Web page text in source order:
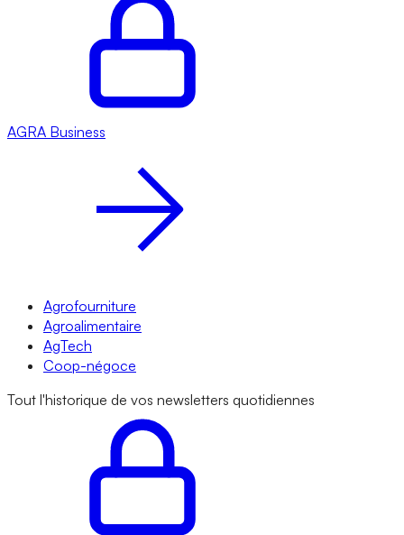
AGRA Business
Agrofourniture
Agroalimentaire
AgTech
Coop-négoce
Tout l'historique de vos newsletters quotidiennes